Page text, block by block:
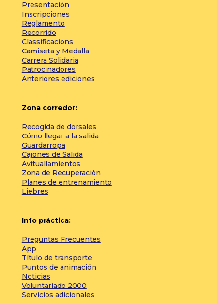
Presentación
Inscripciones
Reglamento
Recorrido
Classificacions
Camiseta y Medalla
Carrera Solidaria
Patrocinadores
Anteriores ediciones
Zona corredor:
Recogida de dorsales
Cómo llegar a la salida
Guardarropa
Cajones de Salida
Avituallamientos
Zona de Recuperación
Planes de entrenamiento
Liebres
Info práctica:
Preguntas Frecuentes
App
Título de transporte
Puntos de animación
Noticias
Voluntariado 2000
Servicios adicionales